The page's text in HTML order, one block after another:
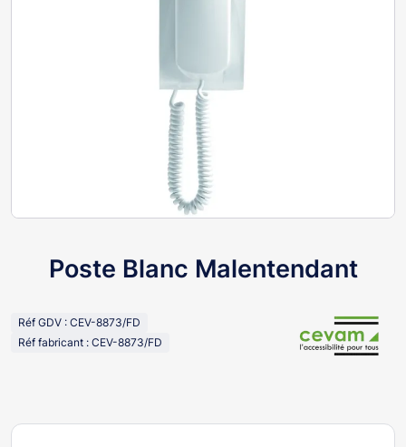
Poste Blanc Malentendant
Réf GDV : CEV-8873/FD
Réf fabricant : CEV-8873/FD